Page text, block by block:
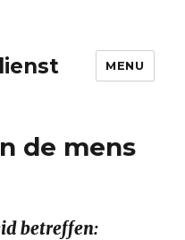
MENU
de mens
betreffen: